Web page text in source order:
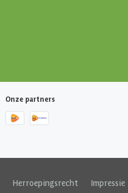
Onze partners
Herroepingsrecht Impressie